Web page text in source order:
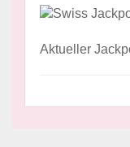
Aktueller